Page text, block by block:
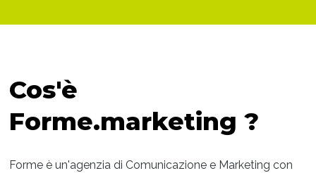
Cos'è
Forme.marketing ?
Forme è un'agenzia di Comunicazione e Marketing con